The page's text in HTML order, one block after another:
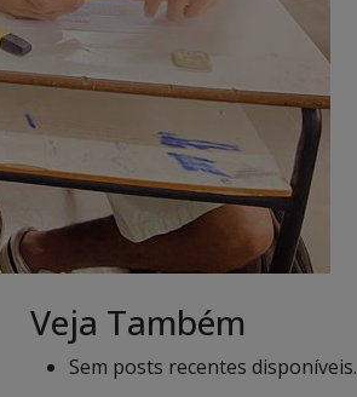
Veja Também
Sem posts recentes disponíveis.